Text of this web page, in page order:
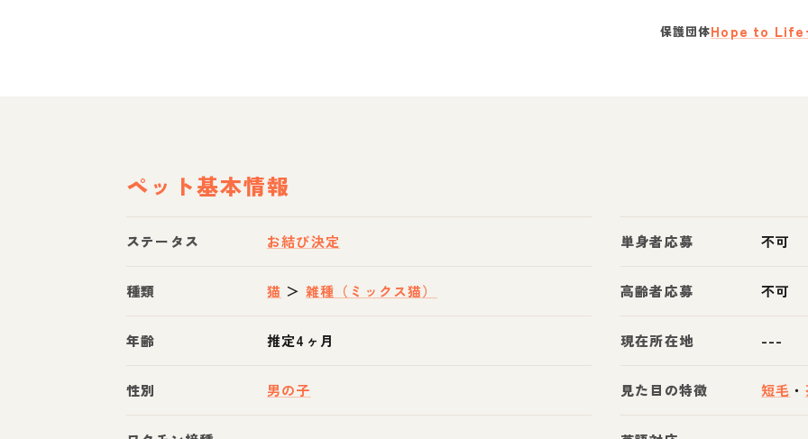
保護団体Hope to Life
ペット基本情報
ステータス お結び決定
種類 猫 ＞ 雑種（ミックス猫）
年齢 推定4ヶ月
性別 男の子
単身者応募 不可
高齢者応募 不可
現在所在地 ---
見た目の特徴 短毛 ・